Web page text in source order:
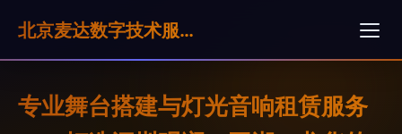
北京麦达数字技术服务有限公司
专业舞台搭建与灯光音响租赁服务